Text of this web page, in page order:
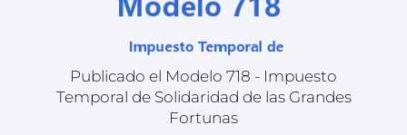
Publicado el Modelo 718 - Impuesto
Temporal de Solidaridad de las Grandes
Fortunas